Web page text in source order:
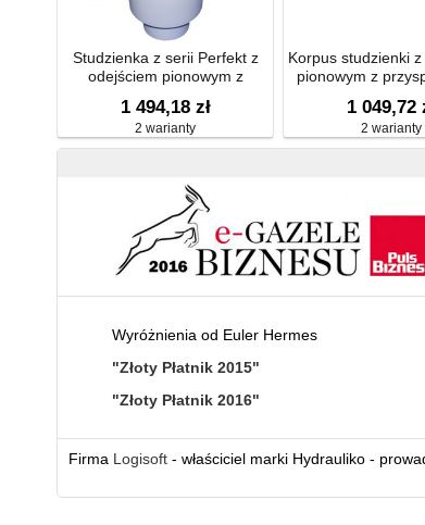
Studzienka z serii Perfekt z
odejściem pionowym z
żeliwa 260x260mm, kratką
ściekową z żeliwa
226x226mm, zasyfonowaniem
1 494,18 zł
2 warianty
Korpus studzienki
pionowym z
d500mm
1 049,72
2 warianty
Wyróżnienia od Euler Hermes
"Złoty Płatnik 2015"
"Złoty Płatnik 2016"
Firma Logisoft - właściciel marki Hydrauliko -